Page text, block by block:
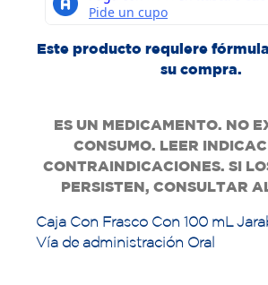
Este producto requiere
su compra.
ES UN MEDICAMENTO. NO
CONSUMO. LEER
CONTRAINDICACIONES. SI
PERSISTEN, CONSULTAR
Caja Con Frasco Con 100 mL
Vía de administración Oral